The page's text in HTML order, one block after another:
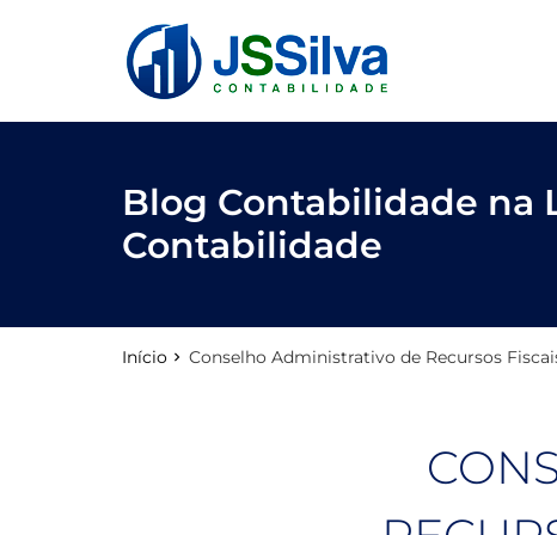
Blog Contabilidade na
Contabilidade
Início Conselho Administrativo de Recursos
reply FALE CONOSCO
email
Deixe sua Mensagem